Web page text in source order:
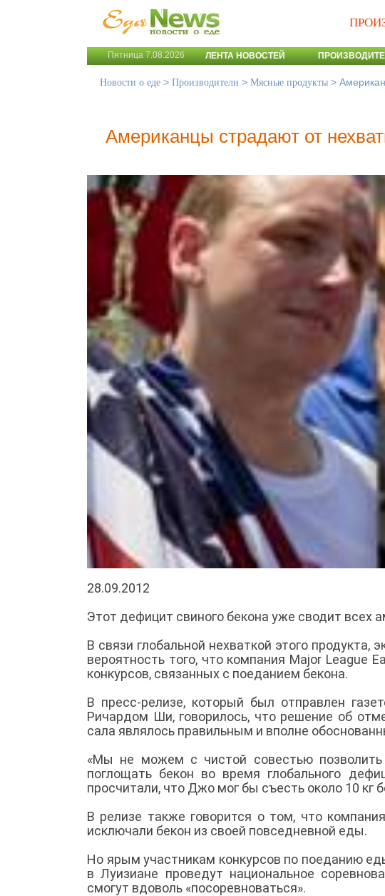
Пятница 7.08.2026 ЛЕНТА НОВОСТЕЙ
Новости о еде > Производители > Мясные продукты >
Американцы страдают от
28.09.2012
Этот дефицит свиного бекона уже сводит всех
В связи глобальной нехваткой этого
вероятность того, что компания Major League
конкурсов, связанных с поеданием бекона.
В пресс-релизе, который был отправлен
Ричардом Ши, говорилось, что решение об
сала являлось правильным и вполне
«Мы не можем с чистой совестью
поглощать бекон во время глобального
просчитали, что Джо мог бы съесть около 10 кг
В релизе также говорится о том, что
исключали бекон из своей повседневной еды.
Но ярым участникам конкурсов по поеданию
в Луизиане проведут национальное
смогут вдоволь «посоревноваться».